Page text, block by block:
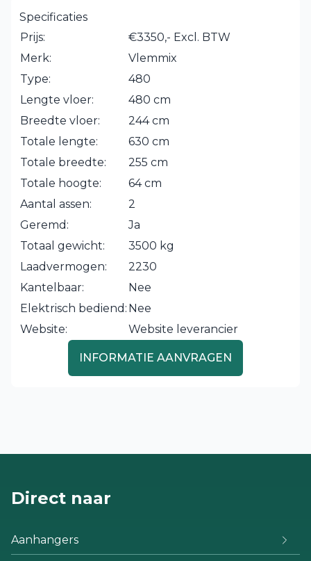
Specificaties
Prijs:
€3350,- Excl. BTW
Merk:
Vlemmix
Type:
480
Lengte vloer:
480 cm
Breedte vloer:
244 cm
Totale lengte:
630 cm
Totale breedte:
255 cm
Totale hoogte:
64 cm
Aantal assen:
2
Geremd:
Ja
Totaal gewicht:
3500 kg
Laadvermogen:
2230
Kantelbaar:
Nee
Elektrisch bediend: Nee
Website:
Website leverancier
INFORMATIE AANVRAGEN
Direct naar
Aanhangers